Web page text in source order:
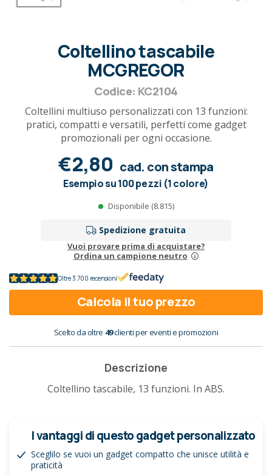
Coltellino tascabile
MCGREGOR
Codice: KC2104
Coltellini multiuso personalizzati con 13 funzioni:
pratici, compatti e versatili, perfetti come gadget
promozionali per ogni occasione.
€2,80 cad. con stampa
Esempio su 100 pezzi (1 colore)
Disponibile (8.815)
Spedizione gratuita
Vuoi provare prima di acquistare?
Ordina un campione neutro
Oltre 3.700 recensioni
Calcola il tuo prezzo
Scelto da oltre 49clienti per eventi e promozioni
Descrizione
Coltellino tascabile, 13 funzioni. In ABS.
I vantaggi di questo gadget personalizzato
Sceglilo se vuoi un gadget compatto che unisce utilità e
praticità